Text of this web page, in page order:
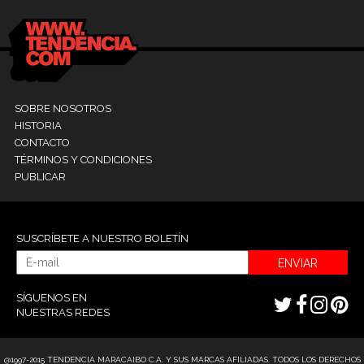
SOBRE NOSOTROS
HISTORIA
CONTACTO
TÉRMINOS Y CONDICIONES
PUBLICAR
SUSCRÍBETE A NUESTRO BOLETÍN
ENVIAR
SÍGUENOS EN
NUESTRAS REDES
@1997-2015 TENDENCIA MARACAIBO C.A. Y SUS MARCAS AFILIADAS. TODOS LOS DERECHOS